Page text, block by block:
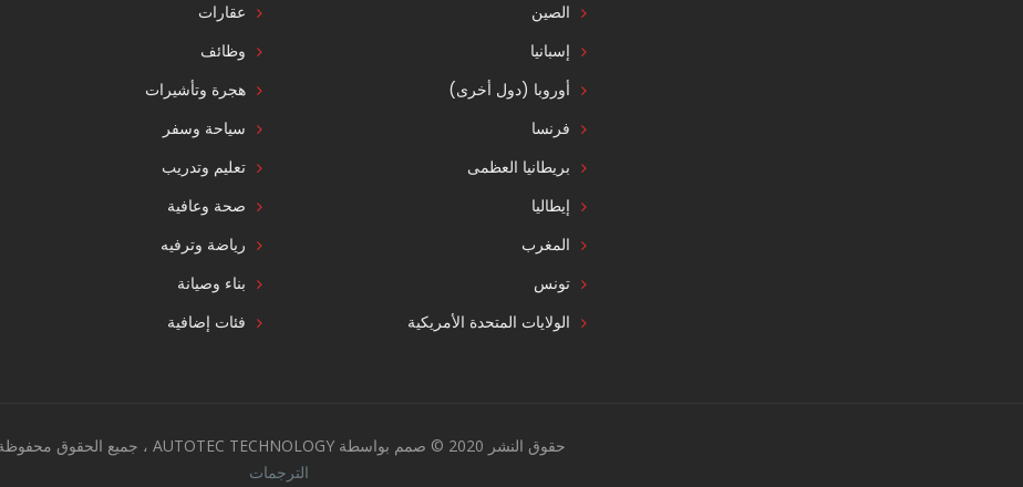
الصين
إسبانيا
أوروبا (دول أخرى)
فرنسا
بريطانيا العظمى
إيطاليا
المغرب
تونس
الولايات المتحدة الأمريكية
عقارات
وظائف
هجرة وتأشيرات
سياحة وسفر
تعليم وتدريب
صحة وعافية
رياضة وترفيه
بناء وصيانة
فئات إضافية
حقوق النشر 2020 © صمم بواسطة AUTOTEC TECHNOLOGY ، جميع الحقوق محفوظة.
الترجمات